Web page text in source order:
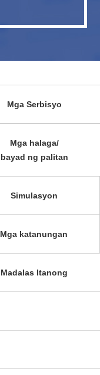
Mga Serbisyo
Mga halaga/
bayad ng palitan
Simulasyon
Mga katanungan
Madalas Itanong